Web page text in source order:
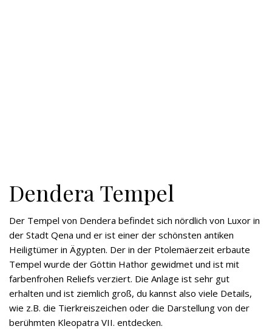
Dendera Tempel
Der Tempel von Dendera befindet sich nördlich von Luxor in
der Stadt Qena und er ist einer der schönsten antiken
Heiligtümer in Ägypten. Der in der Ptolemäerzeit erbaute
Tempel wurde der Göttin Hathor gewidmet und ist mit
farbenfrohen Reliefs verziert. Die Anlage ist sehr gut
erhalten und ist ziemlich groß, du kannst also viele Details,
wie z.B. die Tierkreiszeichen oder die Darstellung von der
berühmten Kleopatra VII. entdecken.